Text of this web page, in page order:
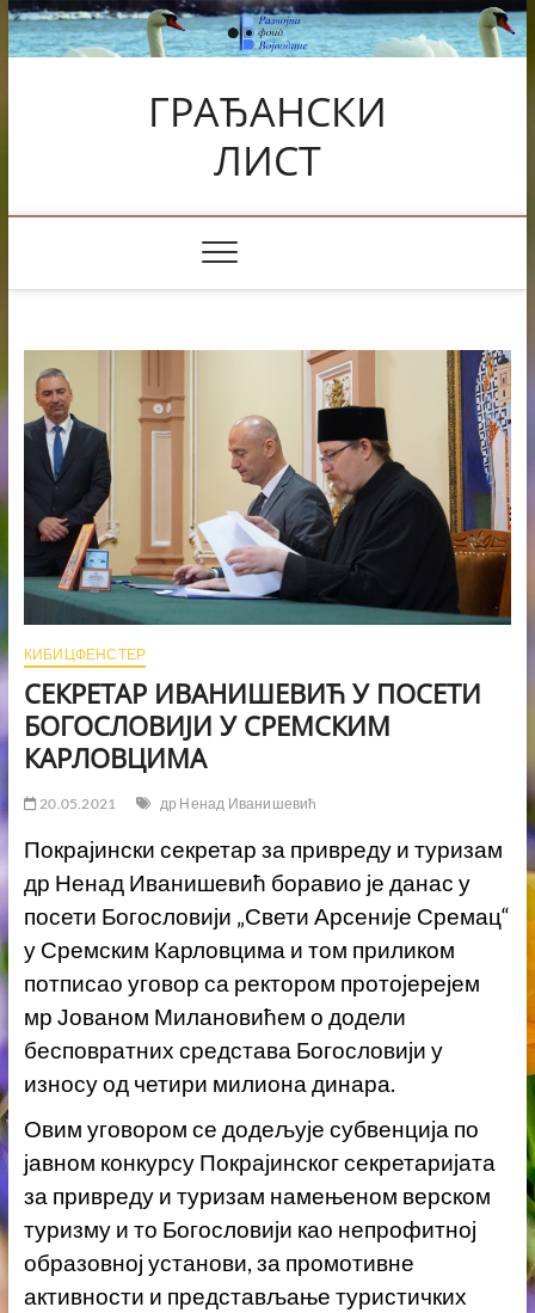
Skip
to
content
ГРАЂАНСКИ
ЛИСТ
КИБИЦФЕНСТЕР
СЕКРЕТАР ИВАНИШЕВИЋ У ПОСЕТИ
БОГОСЛОВИЈИ У СРЕМСКИМ
КАРЛОВЦИМА
20.05.2021 др Ненад Иванишевић
Покрајински секретар за привреду и туризам
др Ненад Иванишевић боравио је данас у
посети Богословији „Свети Арсеније Сремац“
у Сремским Карловцима и том приликом
потписао уговор са ректором протојерејем
мр Јованом Милановићем о додели
бесповратних средстава Богословији у
износу од четири милиона динара.
Овим уговором се додељује субвенција по
јавном конкурсу Покрајинског секретаријата
за привреду и туризам намењеном верском
туризму и то Богословији као непрофитној
образовној установи, за промотивне
активности и представљање туристичких